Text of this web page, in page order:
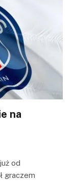
na
od
graczem